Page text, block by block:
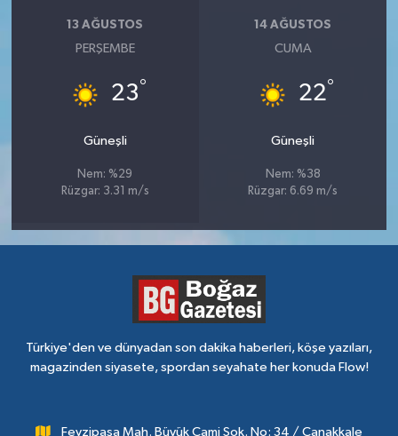
13 AĞUSTOS
PERŞEMBE
23°
Güneşli
Nem: %29
Rüzgar: 3.31 m/s
14 AĞUSTOS
CUMA
22°
Güneşli
Nem: %38
Rüzgar: 6.69 m/s
Türkiye'den ve dünyadan son dakika haberleri, köşe yazıları,
magazinden siyasete, spordan seyahate her konuda Flow!
Fevzipaşa Mah. Büyük Cami Sok. No: 34 / Çanakkale